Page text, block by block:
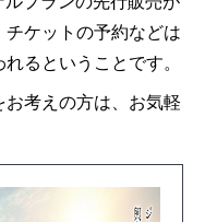
ケットの予約などは
るということです。
考えの方は、お気軽